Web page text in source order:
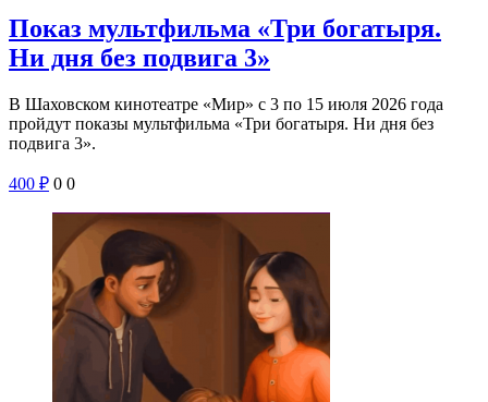
Показ мультфильма «Три богатыря.
Ни дня без подвига 3»
В Шаховском кинотеатре «Мир» с 3 по 15 июля 2026 года
пройдут показы мультфильма «Три богатыря. Ни дня без
подвига 3».
400 ₽ 0 0